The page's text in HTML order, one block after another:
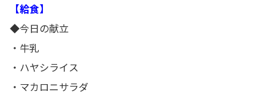
【給食】
◆今日の献立
・牛乳
・ハヤシライス
・マカロニサラダ